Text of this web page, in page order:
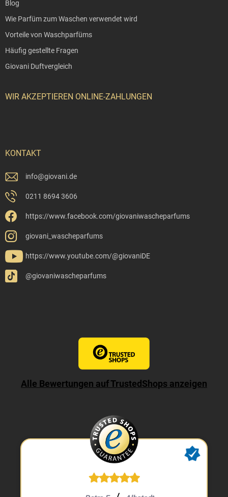
Blog
Wie Parfüm zum Waschen verwendet wird
Vorteile von Waschparfüms
Häufig gestellte Fragen
Giovani Duftvergleich
WIR AKZEPTIEREN ONLINE-ZAHLUNGEN
KONTAKT
info@giovani.de
0211 8694 3606
https://www.facebook.com/giovaniwascheparfums
giovani_wascheparfums
https://www.youtube.com/@giovaniDE
@giovaniwascheparfums
Alle Bewertungen auf TrustedShops anzeigen